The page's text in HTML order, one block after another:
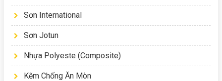
Sơn International
Sơn Jotun
Nhựa Polyeste (Composite)
Kẽm Chống Ăn Mòn